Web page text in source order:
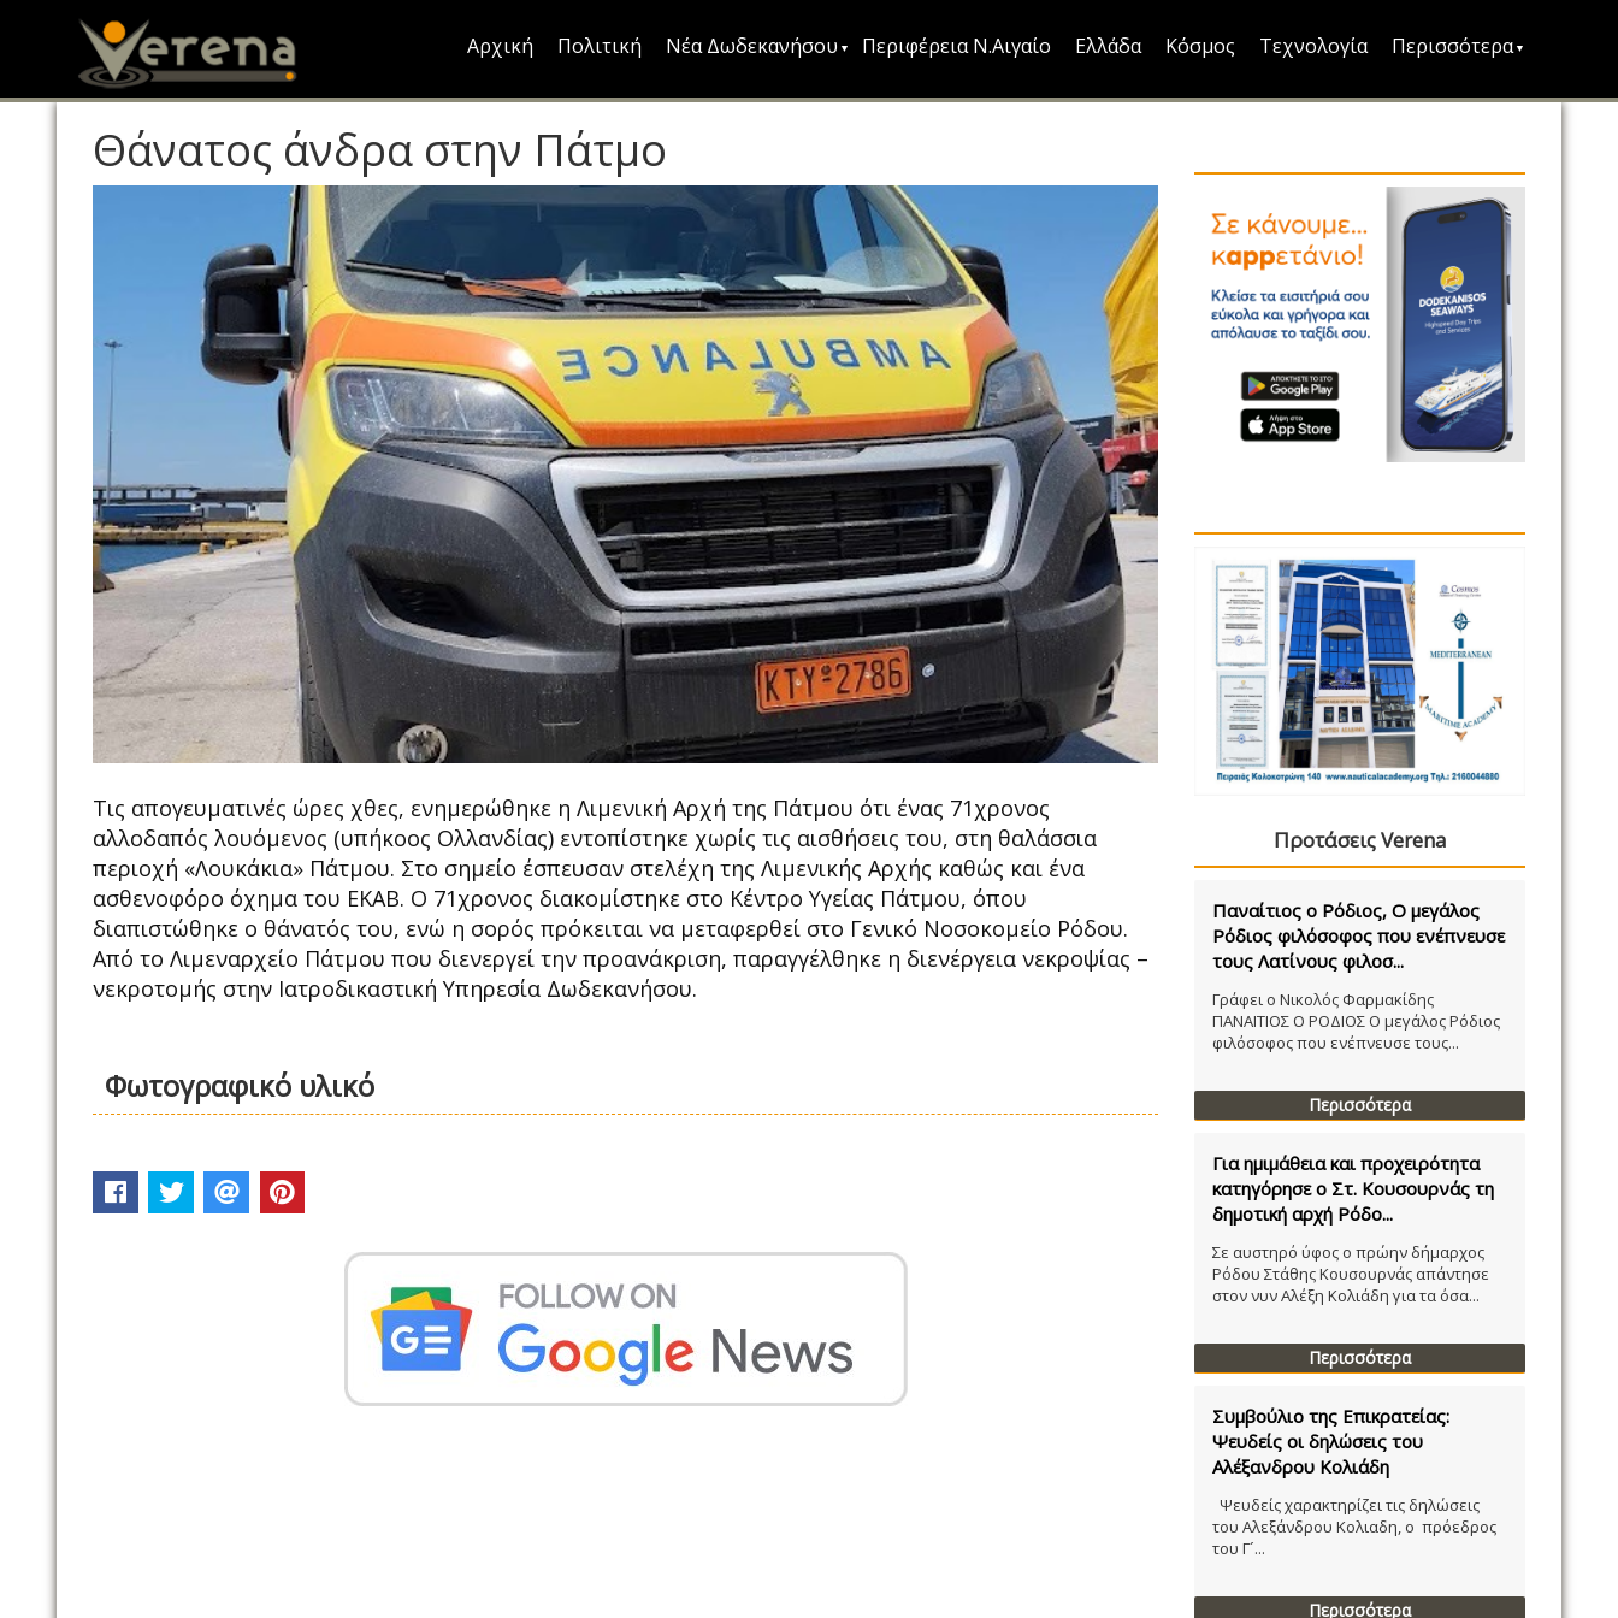
Αρχική Πολιτική Νέα Δωδεκανήσου Περιφέρεια Ν.Αιγαίο Ελλάδα Κόσμος Τεχνολογία Περισσότερα
Θάνατος άνδρα στην Πάτμο
Τις απογευματινές ώρες χθες, ενημερώθηκε η Λιμενική Αρχή της Πάτμου ότι ένας 71χρονος
αλλοδαπός λουόμενος (υπήκοος Ολλανδίας) εντοπίστηκε χωρίς τις αισθήσεις του, στη θαλάσσια
περιοχή «Λουκάκια» Πάτμου. Στο σημείο έσπευσαν στελέχη της Λιμενικής Αρχής καθώς και ένα
ασθενοφόρο όχημα του ΕΚΑΒ. Ο 71χρονος διακομίστηκε στο Κέντρο Υγείας Πάτμου, όπου
διαπιστώθηκε ο θάνατός του, ενώ η σορός πρόκειται να μεταφερθεί στο Γενικό Νοσοκομείο Ρόδου.
Από το Λιμεναρχείο Πάτμου που διενεργεί την προανάκριση, παραγγέλθηκε η διενέργεια νεκροψίας –
νεκροτομής στην Ιατροδικαστική Υπηρεσία Δωδεκανήσου.
Φωτογραφικό υλικό
Προτάσεις Verena
Παναίτιος ο Ρόδιος, Ο μεγάλος
Ρόδιος φιλόσοφος που ενέπνευσε
τους Λατίνους φιλοσ...
Γράφει ο Νικολός Φαρμακίδης
ΠΑΝΑΙΤΙΟΣ Ο ΡΟΔΙΟΣ Ο μεγάλος Ρόδιος
φιλόσοφος που ενέπνευσε τους...
Περισσότερα
Για ημιμάθεια και προχειρότητα
κατηγόρησε ο Στ. Κουσουρνάς τη
δημοτική αρχή Ρόδο...
Σε αυστηρό ύφος ο πρώην δήμαρχος
Ρόδου Στάθης Κουσουρνάς απάντησε
στον νυν Αλέξη Κολιάδη για τα όσα...
Περισσότερα
Συμβούλιο της Επικρατείας:
Ψευδείς οι δηλώσεις του
Αλέξανδρου Κολιάδη
Ψευδείς χαρακτηρίζει τις δηλώσεις
του Αλεξάνδρου Κολιαδη, ο πρόεδρος
του Γ´...
Περισσότερα